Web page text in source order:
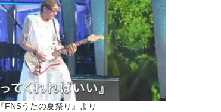
『FNSうたの夏祭り』より